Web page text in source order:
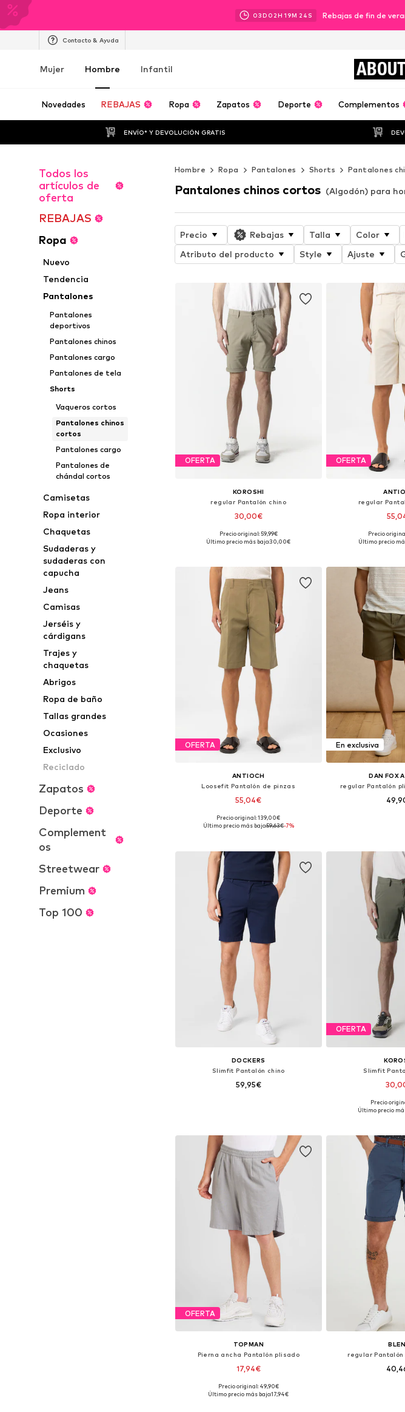
03D 02H 19M 22 S Rebajas de fin de
Contacto & Ayuda
Mujer Hombre Infantil ABOUT
Novedades REBAJAS Ropa Zapatos Deporte Complementos
ENVÍO* Y DEVOLUCIÓN GRATIS
Todos los
artículos de
oferta
REBAJAS
Ropa
Nuevo
Tendencia
Pantalones
Pantalones
deportivos
Pantalones chinos
Pantalones cargo
Pantalones de tela
Shorts
Vaqueros cortos
Pantalones chinos
cortos
Pantalones cargo
Pantalones de
chándal cortos
Camisetas
Ropa interior
Chaquetas
Sudaderas y
sudaderas con
capucha
Jeans
Camisas
Jerséis y
cárdigans
Trajes y
chaquetas
Abrigos
Ropa de baño
Tallas grandes
Ocasiones
Exclusivo
Reciclado
Zapatos
Deporte
Complement
os
Streetwear
Premium
Top 100
Hombre Ropa Pantalones Shorts Pantalones
Pantalones chinos cortos (Algodón) para
Precio Rebajas Talla Color
Atributo del producto
Style Ajuste
OFERTA
KOROSHI
regular Pantalón chino
30,00€
Tallas disponibles: 28, 30, 32, 34, 36, 38
Precio original: 59,99€
Último precio más bajo:30,00€
OFERTA
regular
Tallas disponibles: 46,
Precio
Último precio
OFERTA
ANTIOCH
Loosefit Pantalón de pinzas
55,04€
Tallas disponibles: 46, 48-50, 50-52, 52-54
Precio original: 139,00€
Último precio más bajo:59,63€-7%
En exclusiva
DAN FOX
regular Pantalón
DOCKERS
Slimfit Pantalón chino
59,95€
OFERTA
Slimfit
Tallas disponibles:
Precio
Último precio
OFERTA
TOPMAN
Pierna ancha Pantalón plisado
17,94€
Precio original: 49,90€
Último precio más bajo:17,94€
regular Pantalón